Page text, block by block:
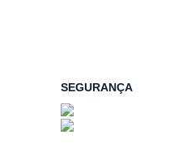
SEGURANÇA